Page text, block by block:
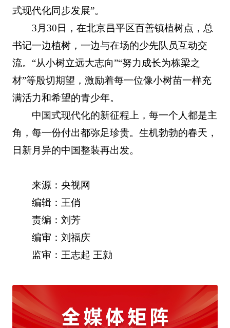
式现代化同步发展”。
3月30日，在北京昌平区百善镇植树点，总
书记一边植树，一边与在场的少先队员互动交
流。“从小树立远大志向”“努力成长为栋梁之
材”等殷切期望，激励着每一位像小树苗一样充
满活力和希望的青少年。
中国式现代化的新征程上，每一个人都是主
角，每一份付出都弥足珍贵。生机勃勃的春天，
日新月异的中国整装再出发。
来源：央视网
编辑：王俏
责编：刘芳
编审：刘福庆
监审：王志起 王勍